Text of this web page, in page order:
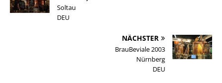
Soltau
DEU
NÄCHSTER
BrauBeviale 2003
Nürnberg
DEU